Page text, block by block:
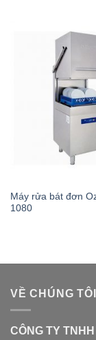
Máy rửa bát đơn
1080
VỀ CHÚNG TÔI
CÔNG TY